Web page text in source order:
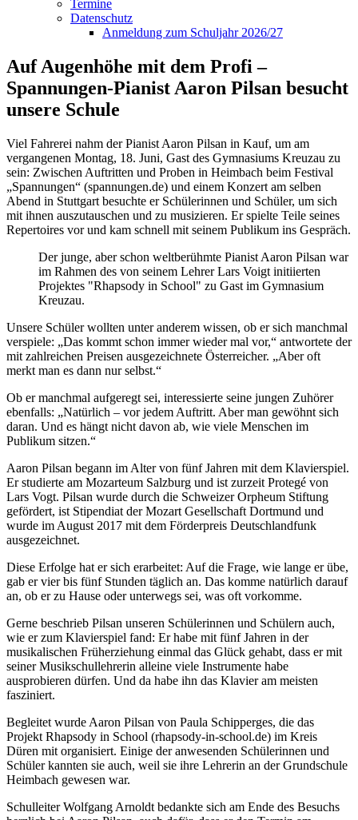
Termine
Datenschutz
Anmeldung zum Schuljahr 2026/27
Auf Augenhöhe mit dem Profi –
Spannungen-Pianist Aaron Pilsan besucht
unsere Schule
Viel Fahrerei nahm der Pianist Aaron Pilsan in Kauf, um am
vergangenen Montag, 18. Juni, Gast des Gymnasiums Kreuzau zu
sein: Zwischen Auftritten und Proben in Heimbach beim Festival
„Spannungen“ (spannungen.de) und einem Konzert am selben
Abend in Stuttgart besuchte er Schülerinnen und Schüler, um sich
mit ihnen auszutauschen und zu musizieren. Er spielte Teile seines
Repertoires vor und kam schnell mit seinem Publikum ins Gespräch.
Der junge, aber schon weltberühmte Pianist Aaron Pilsan war
im Rahmen des von seinem Lehrer Lars Voigt initiierten
Projektes "Rhapsody in School" zu Gast im Gymnasium
Kreuzau.
Unsere Schüler wollten unter anderem wissen, ob er sich manchmal
verspiele: „Das kommt schon immer wieder mal vor,“ antwortete der
mit zahlreichen Preisen ausgezeichnete Österreicher. „Aber oft
merkt man es dann nur selbst.“
Ob er manchmal aufgeregt sei, interessierte seine jungen Zuhörer
ebenfalls: „Natürlich – vor jedem Auftritt. Aber man gewöhnt sich
daran. Und es hängt nicht davon ab, wie viele Menschen im
Publikum sitzen.“
Aaron Pilsan begann im Alter von fünf Jahren mit dem Klavierspiel.
Er studierte am Mozarteum Salzburg und ist zurzeit Protegé von
Lars Vogt. Pilsan wurde durch die Schweizer Orpheum Stiftung
gefördert, ist Stipendiat der Mozart Gesellschaft Dortmund und
wurde im August 2017 mit dem Förderpreis Deutschlandfunk
ausgezeichnet.
Diese Erfolge hat er sich erarbeitet: Auf die Frage, wie lange er übe,
gab er vier bis fünf Stunden täglich an. Das komme natürlich darauf
an, ob er zu Hause oder unterwegs sei, was oft vorkomme.
Gerne beschrieb Pilsan unseren Schülerinnen und Schülern auch,
wie er zum Klavierspiel fand: Er habe mit fünf Jahren in der
musikalischen Früherziehung einmal das Glück gehabt, dass er mit
seiner Musikschullehrerin alleine viele Instrumente habe
ausprobieren dürfen. Und da habe ihn das Klavier am meisten
fasziniert.
Begleitet wurde Aaron Pilsan von Paula Schipperges, die das
Projekt Rhapsody in School (rhapsody-in-school.de) im Kreis
Düren mit organisiert. Einige der anwesenden Schülerinnen und
Schüler kannten sie auch, weil sie ihre Lehrerin an der Grundschule
Heimbach gewesen war.
Schulleiter Wolfgang Arnoldt bedankte sich am Ende des Besuchs